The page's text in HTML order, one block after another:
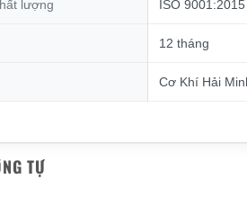
lượng ISO 9001:2015
12 tháng
Cơ Khí Hải
TỰ